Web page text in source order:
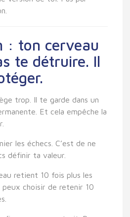
: ton cerveau
te détruire. Il
trop. Il te garde dans un
Et cela empêche la
les échecs. C’est de ne
définir ta valeur.
retient 10 fois plus les
choisir de retenir 10